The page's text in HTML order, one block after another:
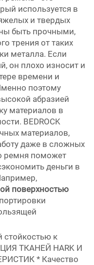
используется в
и твердых
быть прочными,
трения от таких
металла. Если
он плохо износит и
времени и
поэтому
абразией
материалов в
BEDROCK
материалов,
даже в сложных
ремня поможет
деньги в
поверхностью
стойкостью к
ТКАНЕЙ HARK И
* Качество